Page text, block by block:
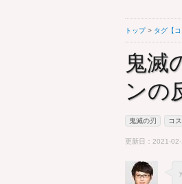
トップ> タグ【コ
鬼滅
ンの
鬼滅の刃 コ
更新日：2021-